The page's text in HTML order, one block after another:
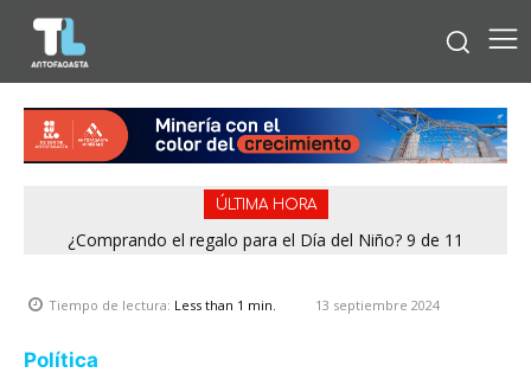
ÚLTIMA HORA
¿Comprando el regalo para el Día del Niño? 9 de 11
Tiempo de lectura: Less than 1 min. 13 septiembre 2024
Política